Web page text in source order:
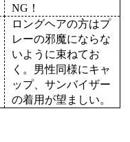
NG！
ロングヘアの方はプ
レーの邪魔にならな
いように束ねてお
く。男性同様にキャ
ップ、サンバイザー
の着用が望ましい。